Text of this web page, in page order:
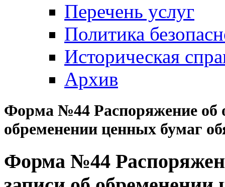
Перечень услуг
Политика
Историческая
Архив
Форма №44 Распоряжение об
обременении ценных бумаг
Форма №44